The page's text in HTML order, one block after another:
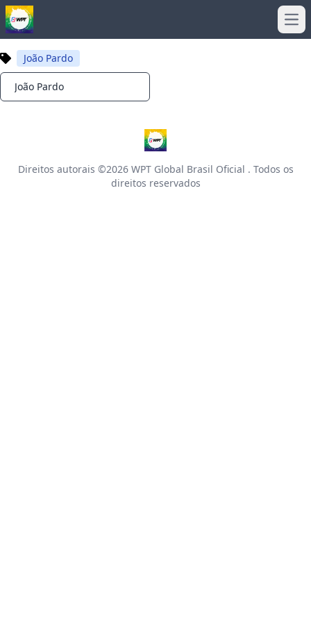
João Pardo
Notifications
João Pardo
Direitos autorais ©2026WPT Global Brasil Oficial . Todos os
direitos reservados